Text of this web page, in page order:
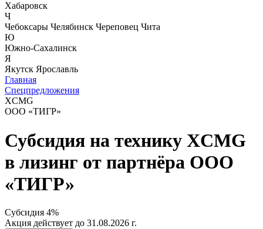
Хабаровск
Ч
Чебоксары Челябинск Череповец Чита
Ю
Южно-Сахалинск
Я
Якутск Ярославль
Главная
Спецпредложения
XCMG
ООО «ТИГР»
Субсидия на технику XCMG
в лизинг от партнёра ООО
«ТИГР»
Субсидия 4%
Акция действует до 31.08.2026 г.